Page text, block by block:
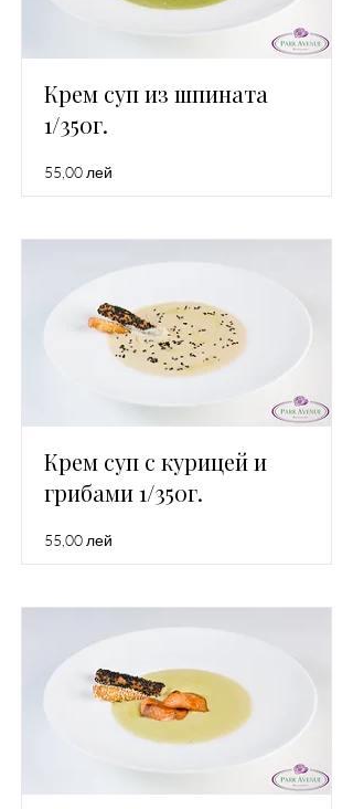
Крем суп из шпината
1/350г.
55,00 лей
Крем суп с курицей и
грибами 1/350г.
55,00 лей